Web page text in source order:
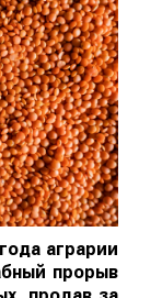
аграрии
прорыв